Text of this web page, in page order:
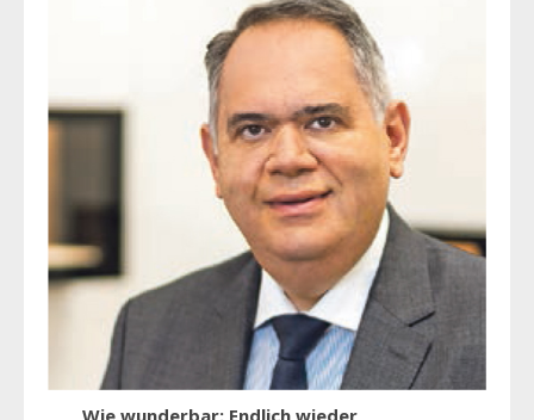
Wie wunderbar: Endlich wieder